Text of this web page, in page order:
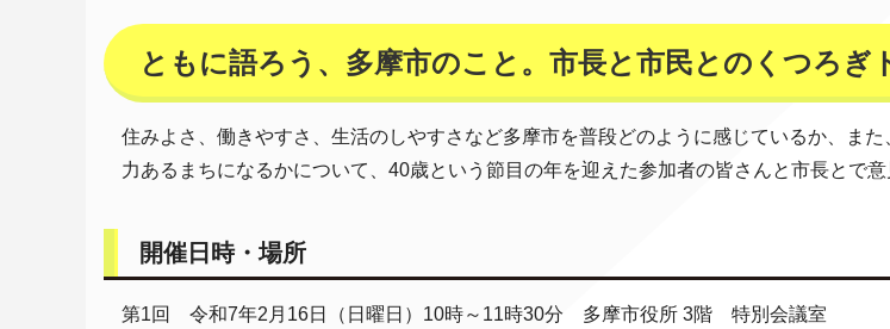
ともに語ろう、多摩市のこと。市長と市民とのくつろぎ
住みよさ、働きやすさ、生活のしやすさなど多摩市を普段どのように感じているか、ま
力あるまちになるかについて、40歳という節目の年を迎えた参加者の皆さんと市長とで意
開催日時・場所
第1回 令和7年2月16日（日曜日）10時～11時30分 多摩市役所 3階 特別会議室